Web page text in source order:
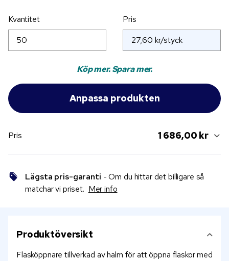
Kvantitet Pris
Köp mer. Spara mer.
Pris 1 686,00 kr
Lägsta pris-garanti - Om du hittar det billigare så
matchar vi priset. Mer info
Produktöversikt
Flasköppnare tillverkad av halm för att öppna flaskor med